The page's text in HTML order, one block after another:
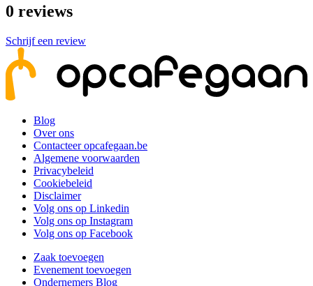
0 reviews
Schrijf een review
Blog
Over ons
Contacteer opcafegaan.be
Algemene voorwaarden
Privacybeleid
Cookiebeleid
Disclaimer
Volg ons op Linkedin
Volg ons op Instagram
Volg ons op Facebook
Zaak toevoegen
Evenement toevoegen
Ondernemers Blog